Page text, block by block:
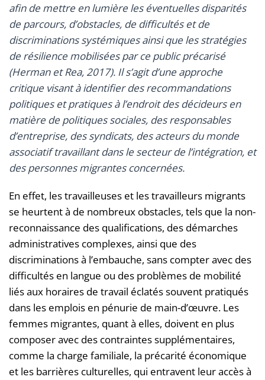
afin de mettre en lumière les éventuelles disparités
de parcours, d’obstacles, de difficultés et de
discriminations systémiques ainsi que les stratégies
de résilience mobilisées par ce public précarisé
(Herman et Rea, 2017). Il s’agit d’une approche
critique visant à identifier des recommandations
politiques et pratiques à l’endroit des décideurs en
matière de politiques sociales, des responsables
d’entreprise, des syndicats, des acteurs du monde
associatif travaillant dans le secteur de l’intégration, et
des personnes migrantes concernées.
En effet, les travailleuses et les travailleurs migrants
se heurtent à de nombreux obstacles, tels que la non-
reconnaissance des qualifications, des démarches
administratives complexes, ainsi que des
discriminations à l’embauche, sans compter avec des
difficultés en langue ou des problèmes de mobilité
liés aux horaires de travail éclatés souvent pratiqués
dans les emplois en pénurie de main-d’œuvre. Les
femmes migrantes, quant à elles, doivent en plus
composer avec des contraintes supplémentaires,
comme la charge familiale, la précarité économique
et les barrières culturelles, qui entravent leur accès à